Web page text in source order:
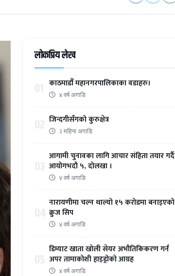
लोकप्रिय लेख
काठमाडौँ महानगरपालिकाका वडाहरु।
४ वर्ष अगाडि
जिन्दगीसँगको कुरुक्षेत्र
२ महिना अगाडि
आगामी चुनावका लागि आचार संहिता तयार गर्दै
आयोगभदौ ५, दोलखा ।
४ वर्ष अगाडि
नारायणीमा चल्न थाल्यो १५ करोडमा बनाइएको
क्रुज सिप
४ वर्ष अगाडि
डिम्याट खाता खोली सेयर अभौतिकिकरण गर्न
अपर तामाकोशी हाइड्रोको आग्रह
४ वर्ष अगाडि